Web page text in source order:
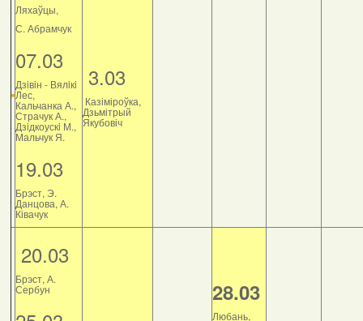
Ляхаўцы,
С. Абрамчук
07.03
Дзiвiн - Вялiкi
Лес,
Кальчанка А.,
Страчук А.,
Дзiдкоускi М.,
Мальчук Я.
19.03
Брэст, Э.
Данцова, А.
Ківачук
3.03
Казіміроўка,
Дзьмітрый
Якубовіч
20.03
Брэст, А.
Сербун 28.03
Любань,